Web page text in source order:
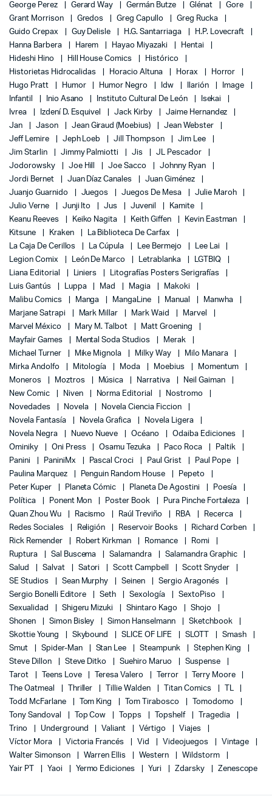
George Perez
Gerard Way Germán Butze Glénat
Gore
Grant Morrison
Gredos Greg Capullo
Greg Rucka
Guido Crepax
Guy Delisle H.G. Santarriaga
H.P. Lovecraft
Hanna Barbera
Harem Hayao Miyazaki
Hentai
Hideshi Hino
Hill House Comics
Histórico
Historietas Hidrocalidas
Horacio Altuna Horax
Horror
Hugo Pratt
Humor Humor Negro Idw Ilarión
Image
Infantil
Inio Asano Instituto Cultural De León
Isekai
Ivrea
Izdení D. Esquivel Jack Kirby
Jaime Hernandez
Jan
Jason Jean Giraud (Moebius)
Jean Webster
Jeff Lemire
Jeph Loeb Jill Thompson
Jim Lee
Jim Starlin
Jimmy Palmiotti Jis
JL Pescador
Jodorowsky
Joe Hill Joe Sacco
Johnny Ryan
Jordi Bernet
Juan Díaz Canales
Juan Giménez
Juanjo Guarnido
Juegos Juegos De Mesa
Julie Maroh
Julio Verne
Junji Ito Jus Juvenil
Kamite
Keanu Reeves
Keiko Nagita Keith Giffen
Kevin Eastman
Kitsune
Kraken
La Biblioteca De Carfax
La Caja De Cerillos
La Cúpula Lee Bermejo
Lee Lai
Legion Comix
León De Marco Letrablanka
LGTBIQ
Liana Editorial
Liniers
Litografías Posters Serigrafías
Luis Gantús
Luppa Mad Magia
Makoki
Malibu Comics
Manga MangaLine Manual
Manwha
Marjane Satrapi
Mark Millar Mark Waid
Marvel
Marvel México
Mary M. Talbot
Matt Groening
Mayfair Games
Mental Soda Studios
Merak
Michael Turner
Mike Mignola Milky Way
Milo Manara
Mirka Andolfo
Mitología Moda Moebius
Momentum
Moneros
Moztros Música Narrativa
Neil Gaiman
New Comic
Niven Norma Editorial
Nostromo
Novedades
Novela
Novela Ciencia Ficcion
Novela Fantasía
Novela Grafica
Novela Ligera
Novela Negra
Nuevo Nueve Océano
Odaiba Ediciones
Ominiky
Oni Press Osamu Tezuka Paco Roca
Paltik
Panini
PaniniMx Pascal Croci Paul Grist
Paul Pope
Paulina Marquez
Penguin Random House
Pepeto
Peter Kuper
Planeta Cómic Planeta De Agostini
Poesía
Política
Ponent Mon Poster Book
Pura Pinche Fortaleza
Quan Zhou Wu
Racismo Raúl Treviño RBA
Recerca
Redes Sociales
Religión Reservoir Books
Richard Corben
Rick Remender
Robert Kirkman Romance
Romi
Ruptura
Sal Buscema Salamandra
Salamandra Graphic
Salud
Salvat Satori Scott Campbell
Scott Snyder
SE Studios
Sean Murphy Seinen
Sergio Aragonés
Sergio Bonelli Editore
Seth Sexología
SextoPiso
Sexualidad
Shigeru Mizuki Shintaro Kago
Shojo
Shonen
Simon Bisley Simon Hanselmann
Sketchbook
Skottie Young
Skybound SLICE OF LIFE SLOTT
Smash
Smut
Spider-Man Stan Lee Steampunk
Stephen King
Steve Dillon
Steve Ditko Suehiro Maruo
Suspense
Tarot
Teens Love Teresa Valero Terror
Terry Moore
The Oatmeal
Thriller Tillie Walden Titan Comics
TL
Todd McFarlane
Tom King Tom Tirabosco
Tomodomo
Tony Sandoval
Top Cow Topps Topshelf
Tragedia
Trino
Underground Valiant Vértigo
Viajes
Víctor Mora
Victoria Francés Vid Videojuegos
Vintage
Walter Simonson
Warren Ellis Western
Wildstorm
Yair PT
Yaoi Yermo Ediciones Yuri Zdarsky Zenescope